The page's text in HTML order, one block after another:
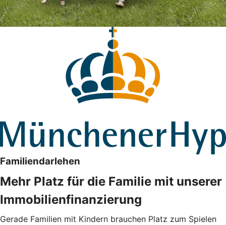
Familiendarlehen
Mehr Platz für die Familie mit unserer
Immobilienfinanzierung
Gerade Familien mit Kindern brauchen Platz zum Spielen